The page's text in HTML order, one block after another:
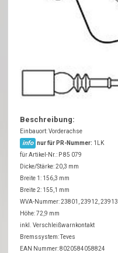
Beschreibung:
Einbauort: Vorderachse
info nur für PR-Nummer: 1LK
für Artikel-Nr.: P 85 079
Dicke/Stärke: 20,3 mm
Breite 1: 156,3 mm
Breite 2: 155,1 mm
WVA-Nummer: 23801, 23912, 23913
Höhe: 72,9 mm
inkl. Verschleißwarnkontakt
Bremssystem: Teves
EAN Nummer: 8020584058824